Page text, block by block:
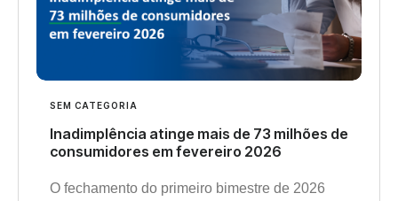
SEM CATEGORIA
Inadimplência atinge mais de 73 milhões de
consumidores em fevereiro 2026
O fechamento do primeiro bimestre de 2026